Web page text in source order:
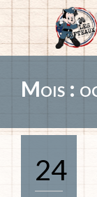
Mois :
24